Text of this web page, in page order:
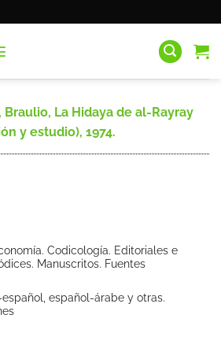
Braulio, La Hidaya de al-Rayray
y estudio), 1974.
Codicología. Editoriales e
Manuscritos. Fuentes
español-árabe y otras.